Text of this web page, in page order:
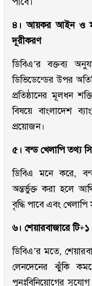
৪। আয়কর আইন ও
দূরীকরণ
ডিবিএ’র বক্তব্য
ডিভিডেন্ডের উপর
প্রতিষ্ঠানের মূলধন
বিষয়ে বাংলাদেশ
প্রয়োজন।
৫। বন্ড খেলাপি তথ্য
ডিবিএ মনে করে,
অন্তর্ভুক্ত করা হলে
বৃদ্ধি পাবে এবং খেলাপি
৬। শেয়ারবাজারে
ডিবিএ’র মতে,
লেনদেনের ঝুঁকি
পুনঃবিনিয়োগের সুযোগ